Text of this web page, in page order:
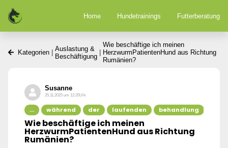
Home Hundetrainings Futterberatung
Kategorien
Auslastung &
Beschäftigung
Wie beschäftige ich meinen
HerzwurmPatientenHund aus Richtung
Rumänien?
Susanne
25.11.2025 um 12:20Uhr
... während der laufenden behandlung
Wie beschäftige ich meinen
HerzwurmPatientenHund aus Richtung
Rumänien?